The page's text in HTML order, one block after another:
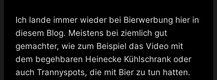
Ich lande immer wieder bei Bierwerbung hier in
diesem Blog. Meistens bei ziemlich gut
gemachter, wie zum Beispiel das Video mit
dem begehbaren Heinecke Kühlschrank oder
auch Trannyspots, die mit Bier zu tun hatten.